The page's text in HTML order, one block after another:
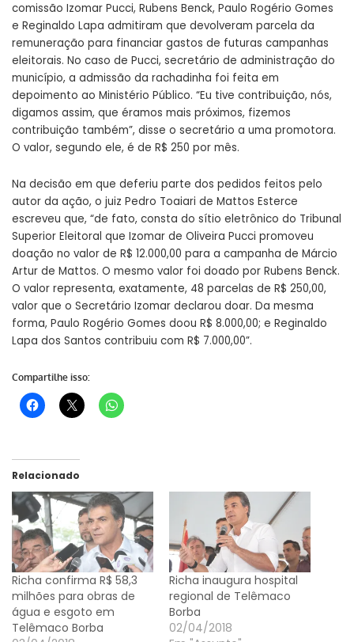
comissão Izomar Pucci, Rubens Benck, Paulo Rogério Gomes
e Reginaldo Lapa admitiram que devolveram parcela da
remuneração para financiar gastos de futuras campanhas
eleitorais. No caso de Pucci, secretário de administração do
município, a admissão da rachadinha foi feita em
depoimento ao Ministério Público. “Eu tive contribuição, nós,
digamos assim, que éramos mais próximos, fizemos
contribuição também”, disse o secretário a uma promotora.
O valor, segundo ele, é de R$ 250 por mês.
Na decisão em que deferiu parte dos pedidos feitos pelo
autor da ação, o juiz Pedro Toaiari de Mattos Esterce
escreveu que, “de fato, consta do sítio eletrônico do Tribunal
Superior Eleitoral que Izomar de Oliveira Pucci promoveu
doação no valor de R$ 12.000,00 para a campanha de Márcio
Artur de Mattos. O mesmo valor foi doado por Rubens Benck.
O valor representa, exatamente, 48 parcelas de R$ 250,00,
valor que o Secretário Izomar declarou doar. Da mesma
forma, Paulo Rogério Gomes doou R$ 8.000,00; e Reginaldo
Lapa dos Santos contribuiu com R$ 7.000,00”.
Compartilhe isso:
Relacionado
Richa confirma R$ 58,3
milhões para obras de
água e esgoto em
Telêmaco Borba
Richa inaugura hospital
regional de Telêmaco
Borba
02/04/2018